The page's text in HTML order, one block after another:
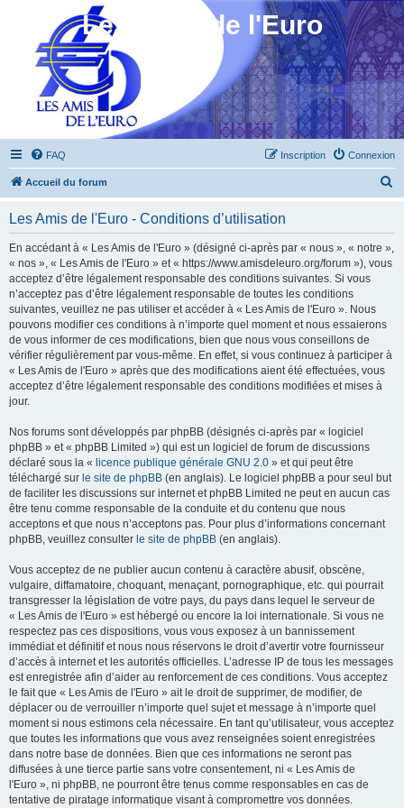
Les Amis de l'Euro
FAQ Connexion
Inscription
Accueil du forum
Les Amis de l'Euro - Conditions d’utilisation
En accédant à « Les Amis de l'Euro » (désigné ci-après par « nous », « notre »,
« nos », « Les Amis de l'Euro » et « https://www.amisdeleuro.org/forum »), vous
acceptez d’être légalement responsable des conditions suivantes. Si vous
n’acceptez pas d’être légalement responsable de toutes les conditions
suivantes, veuillez ne pas utiliser et accéder à « Les Amis de l'Euro ». Nous
pouvons modifier ces conditions à n’importe quel moment et nous essaierons
de vous informer de ces modifications, bien que nous vous conseillons de
vérifier régulièrement par vous-même. En effet, si vous continuez à participer à
« Les Amis de l'Euro » après que des modifications aient été effectuées, vous
acceptez d’être légalement responsable des conditions modifiées et mises à
jour.
Nos forums sont développés par phpBB (désignés ci-après par « logiciel
phpBB » et « phpBB Limited ») qui est un logiciel de forum de discussions
déclaré sous la « licence publique générale GNU 2.0 » et qui peut être
téléchargé sur le site de phpBB (en anglais). Le logiciel phpBB a pour seul but
de faciliter les discussions sur internet et phpBB Limited ne peut en aucun cas
être tenu comme responsable de la conduite et du contenu que nous
acceptons et que nous n’acceptons pas. Pour plus d’informations concernant
phpBB, veuillez consulter le site de phpBB (en anglais).
Vous acceptez de ne publier aucun contenu à caractère abusif, obscène,
vulgaire, diffamatoire, choquant, menaçant, pornographique, etc. qui pourrait
transgresser la législation de votre pays, du pays dans lequel le serveur de
« Les Amis de l'Euro » est hébergé ou encore la loi internationale. Si vous ne
respectez pas ces dispositions, vous vous exposez à un bannissement
immédiat et définitif et nous nous réservons le droit d’avertir votre fournisseur
d’accès à internet et les autorités officielles. L’adresse IP de tous les messages
est enregistrée afin d’aider au renforcement de ces conditions. Vous acceptez
le fait que « Les Amis de l'Euro » ait le droit de supprimer, de modifier, de
déplacer ou de verrouiller n’importe quel sujet et message à n’importe quel
moment si nous estimons cela nécessaire. En tant qu’utilisateur, vous acceptez
que toutes les informations que vous avez renseignées soient enregistrées
dans notre base de données. Bien que ces informations ne seront pas
diffusées à une tierce partie sans votre consentement, ni « Les Amis de
l'Euro », ni phpBB, ne pourront être tenus comme responsables en cas de
tentative de piratage informatique visant à compromettre vos données.